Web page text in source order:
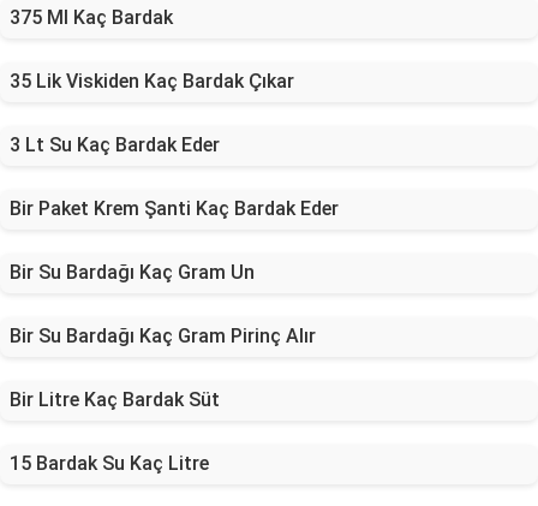
375 Ml Kaç Bardak
35 Lik Viskiden Kaç Bardak Çıkar
3 Lt Su Kaç Bardak Eder
Bir Paket Krem Şanti Kaç Bardak Eder
Bir Su Bardağı Kaç Gram Un
Bir Su Bardağı Kaç Gram Pirinç Alır
Bir Litre Kaç Bardak Süt
15 Bardak Su Kaç Litre